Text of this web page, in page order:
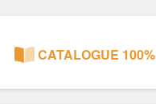
CATALOGUE